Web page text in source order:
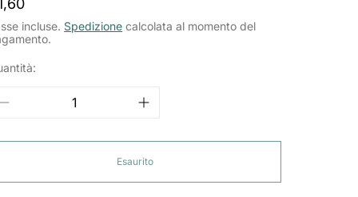
incluse. Spedizione calcolata al momento del
Esaurito